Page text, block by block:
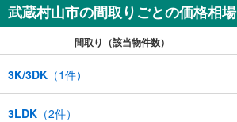
武蔵村山市の間取りごとの価格相場
間取り（該当物件数）
3K/3DK （1件）
3LDK （2件）